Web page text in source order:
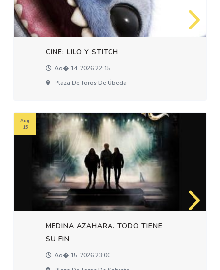
CINE: LILO Y STITCH
Ao� 14, 2026 22:15
Plaza De Toros De Úbeda
MEDINA AZAHARA. TODO TIENE
SU FIN
Ao� 15, 2026 23:00
Aug
15